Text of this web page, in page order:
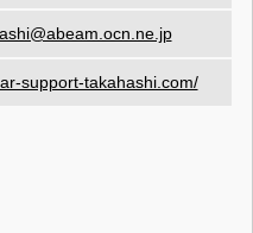
support-takahashi.com/